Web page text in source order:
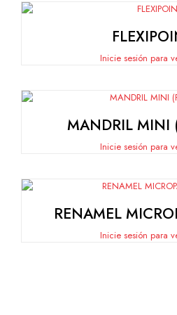
Inicie sesión para
MANDRIL MINI
Inicie sesión para
RENAMEL
Inicie sesión para